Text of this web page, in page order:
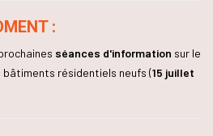
:
séances d'information sur le
bâtiments résidentiels neufs (15 juillet